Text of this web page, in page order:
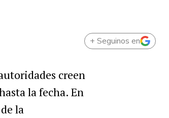
+ Seguinos en
creen
la fecha. En
la